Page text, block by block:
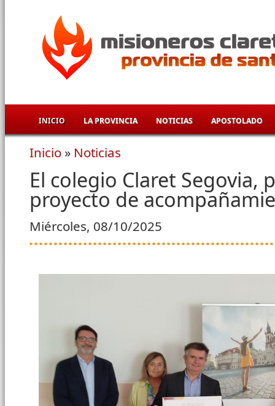
INICIO LA PROVINCIA NOTICIAS APOSTOLADO
Se encuentra usted aquí
Inicio » Noticias
El colegio Claret Segovia,
proyecto de
Miércoles, 08/10/2025